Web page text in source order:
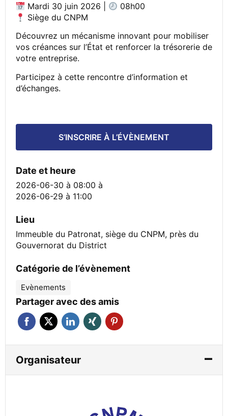
Mardi 30 juin 2026 |
08h00
Siège du CNPM
Découvrez un mécanisme innovant pour mobiliser
vos créances sur l’État et renforcer la trésorerie de
votre entreprise.
Participez à cette rencontre d’information et
d’échanges.
S’INSCRIRE À L’ÉVÈNEMENT
Date et heure
2026-06-30 à 08:00 à
2026-06-29 à 11:00
Lieu
Immeuble du Patronat, siège du CNPM, près du
Gouvernorat du District
Catégorie de l’évènement
Evènements
Partager avec des amis
Organisateur